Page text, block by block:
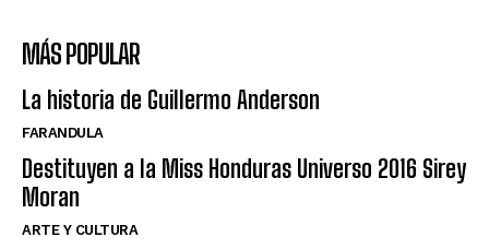
MÁS POPULAR
La historia de Guillermo Anderson
FARANDULA
Destituyen a la Miss Honduras Universo 2016 Sirey
Moran
ARTE Y CULTURA